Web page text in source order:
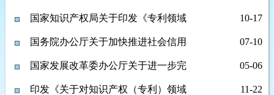
意见
和涉企经营许可事项告知承诺制的指
导意见
国家知识产权局关于印发《专利领域
严重失信联合惩戒对象名单管理办法
（试行）》的通知
10-17
国务院办公厅关于加快推进社会信用
体系建设构建以信用为基础的新型监
管机制的指导意见
07-10
国家发展改革委办公厅关于进一步完
善“信用中国”网站及地方信用门户网
05-06
印发《关于对知识产权（专利）领域 11-22